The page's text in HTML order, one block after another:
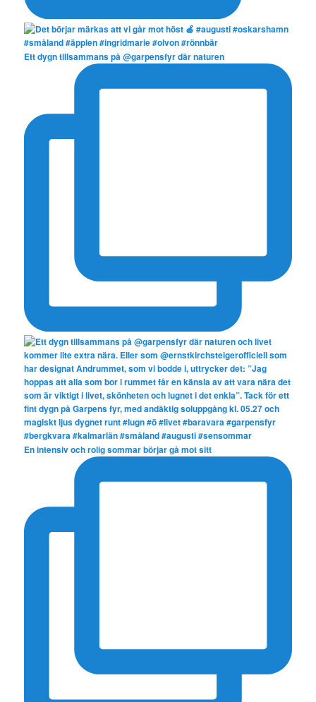
Ett dygn tillsammans på @garpensfyr där naturen
En intensiv och rolig sommar börjar gå mot sitt